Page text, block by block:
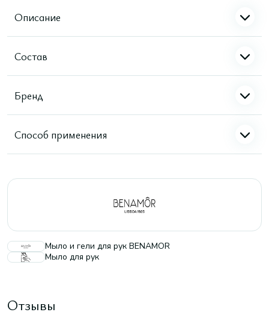
Описание
Состав
Бренд
Способ применения
Мыло и гели для рук BENAMOR
Мыло для рук
Отзывы